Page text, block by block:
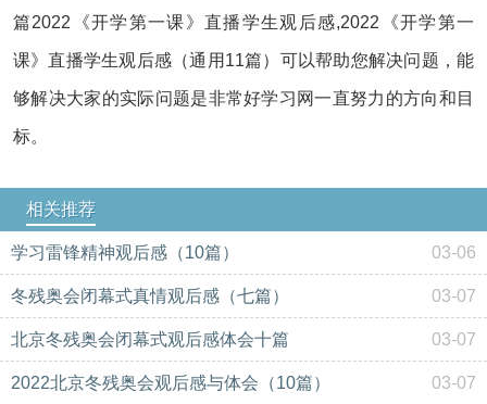
篇2022《开学第一课》直播学生观后感,2022《开学第一
课》直播学生观后感（通用11篇）可以帮助您解决问题，能
够解决大家的实际问题是非常好学习网一直努力的方向和目
标。
相关推荐
学习雷锋精神观后感（10篇） 03-06
冬残奥会闭幕式真情观后感（七篇） 03-07
北京冬残奥会闭幕式观后感体会十篇 03-07
2022北京冬残奥会观后感与体会（10篇） 03-07